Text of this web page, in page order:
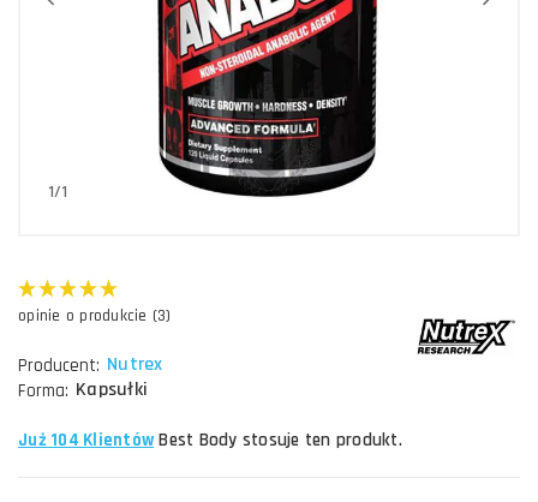
1/1
opinie o produkcie (3)
Producent: Nutrex
Forma: Kapsułki
Już 104 Klientów Best Body stosuje ten produkt.